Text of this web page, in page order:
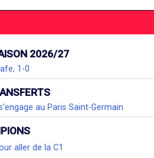
2026/27
1-0
au Paris Saint-Germain
aller de la C1